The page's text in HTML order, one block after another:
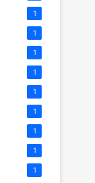
1
1
1
1
1
1
1
1
1